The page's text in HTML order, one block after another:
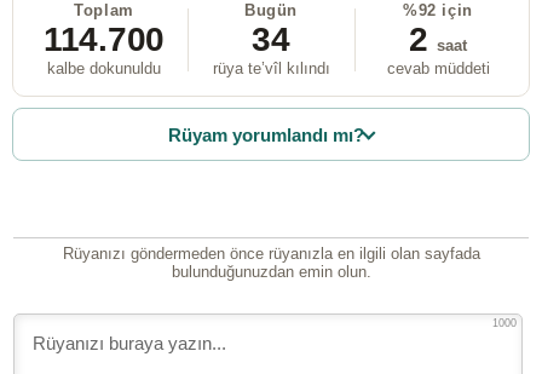
Toplam
114.700
kalbe dokunuldu
Bugün
34
rüya te’vîl kılındı
%92 için
2 saat
cevab müddeti
Rüyam yorumlandı mı?
Rüyanızı göndermeden önce rüyanızla en ilgili olan sayfada
bulunduğunuzdan emin olun.
1000